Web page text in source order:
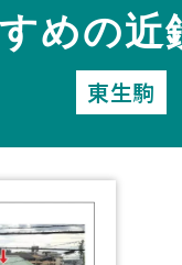
めの近
東生駒